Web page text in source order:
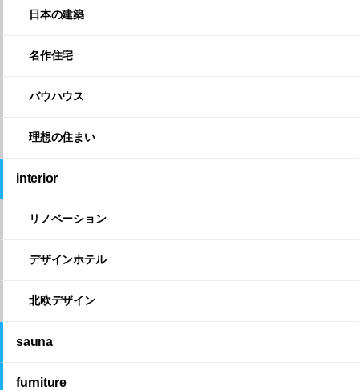
日本の建築
名作住宅
バウハウス
理想の住まい
interior
リノベーション
デザインホテル
北欧デザイン
sauna
furniture